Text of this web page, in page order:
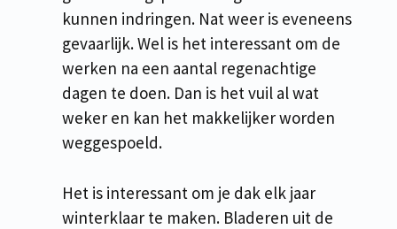
kunnen indringen. Nat weer is eveneens
gevaarlijk. Wel is het interessant om de
werken na een aantal regenachtige
dagen te doen. Dan is het vuil al wat
weker en kan het makkelijker worden
weggespoeld.
Het is interessant om je dak elk jaar
winterklaar te maken. Bladeren uit de